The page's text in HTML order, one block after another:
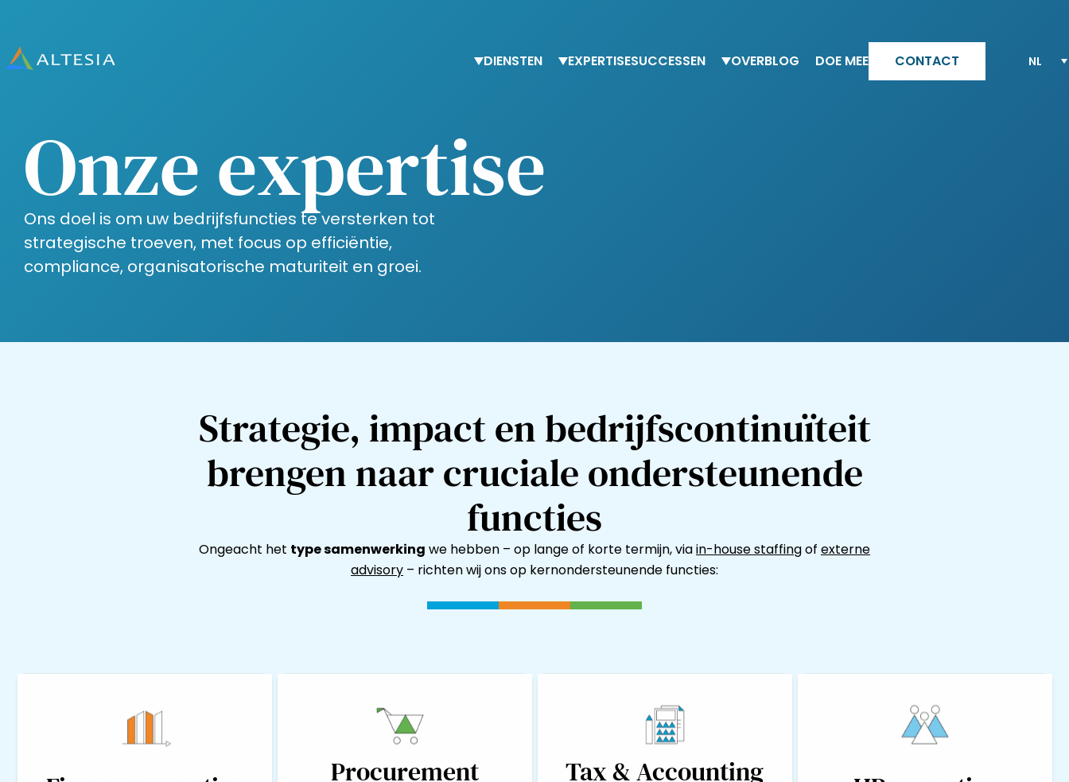
Altesia DIENSTEN EXPERTISESUCCESSEN OVERBLOG DOE MEE CONTACT
Onze expertise
Ons doel is om uw bedrijfsfuncties te versterken tot
strategische troeven, met focus op efficiëntie,
compliance, organisatorische maturiteit en groei.
Strategie, impact en bedrijfscontinuïteit
brengen naar cruciale ondersteunende
functies
Ongeacht het type samenwerking we hebben – op lange of korte termijn, viain-house staffingof externe
advisory – richten wij ons op kernondersteunende functies:
Procurement
Tax & Accounting